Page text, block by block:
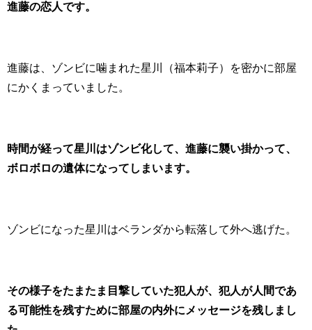
進藤の恋人です。
進藤は、ゾンビに噛まれた星川（福本莉子）を密かに部屋
にかくまっていました。
時間が経って星川はゾンビ化して、進藤に襲い掛かって、
ボロボロの遺体になってしまいます。
ゾンビになった星川はベランダから転落して外へ逃げた。
その様子をたまたま目撃していた犯人が、犯人が人間であ
る可能性を残すために部屋の内外にメッセージを残しまし